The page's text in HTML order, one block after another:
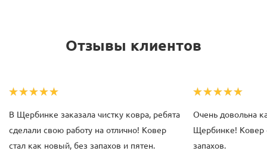
Отзывы клиентов
В Щербинке заказала чистку ковра, ребята
сделали свою работу на отлично! Ковер
стал как новый, без запахов и пятен.
Очень довольна
Щербинке! Ковер
запахов.